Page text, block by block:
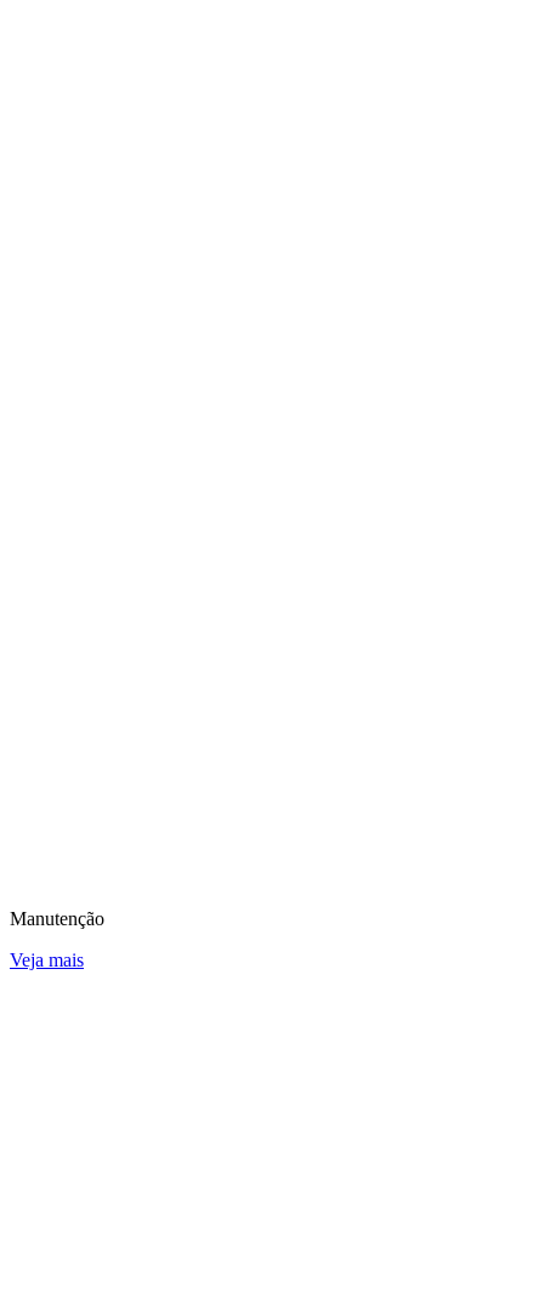
Manutenção
Veja mais